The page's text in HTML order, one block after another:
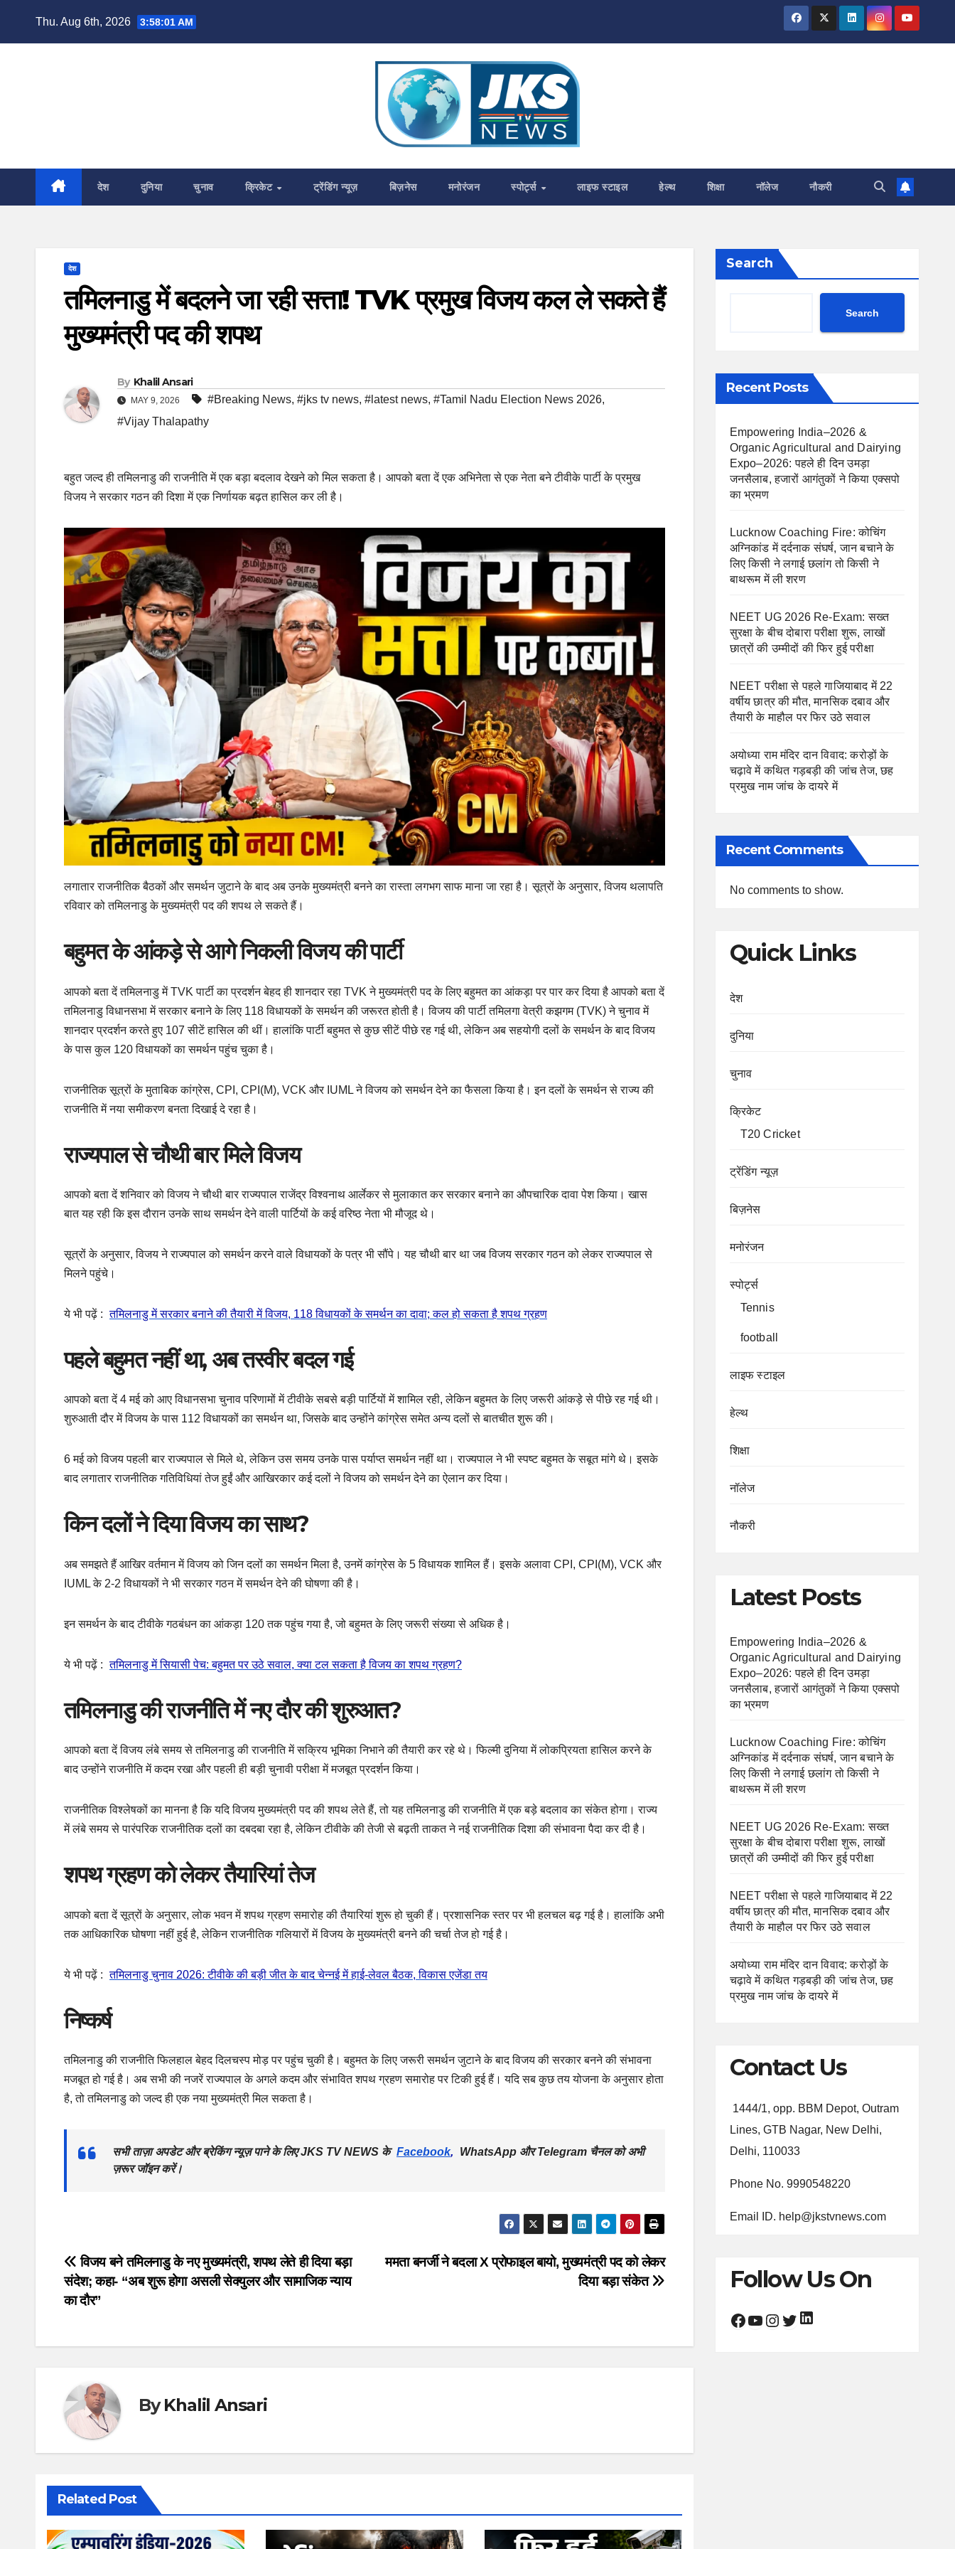
Thu. Aug 6th, 2026 3:58:02 AM
देश दुनिया चुनाव क्रिकेट ट्रेंडिंग न्यूज़ बिज़नेस मनोरंजन स्पोर्ट्स लाइफ स्टाइल हेल्थ शिक्षा नॉलेज नौकरी
देश
तमिलनाडु में बदलने जा रही सत्ता! TVK प्रमुख विजय कल ले सकते हैं
मुख्यमंत्री पद की शपथ
By Khalil Ansari
MAY 9, 2026 #Breaking News, #jks tv news, #latest news, #Tamil Nadu Election News 2026,
#Vijay Thalapathy
बहुत जल्द ही तमिलनाडु की राजनीति में एक बड़ा बदलाव देखने को मिल सकता है। आपको बता दें एक अभिनेता से एक नेता बने टीवीके पार्टी के प्रमुख
विजय ने सरकार गठन की दिशा में एक निर्णायक बढ़त हासिल कर ली है।
लगातार राजनीतिक बैठकों और समर्थन जुटाने के बाद अब उनके मुख्यमंत्री बनने का रास्ता लगभग साफ माना जा रहा है। सूत्रों के अनुसार, विजय थलापति
रविवार को तमिलनाडु के मुख्यमंत्री पद की शपथ ले सकते हैं।
बहुमत के आंकड़े से आगे निकली विजय की पार्टी
आपको बता दें तमिलनाडु में TVK पार्टी का प्रदर्शन बेहद ही शानदार रहा TVK ने मुख्यमंत्री पद के लिए बहुमत का आंकड़ा पर पार कर दिया है आपको बता दें
तमिलनाडु विधानसभा में सरकार बनाने के लिए 118 विधायकों के समर्थन की जरूरत होती है। विजय की पार्टी तमिलगा वेत्री कझगम (TVK) ने चुनाव में
शानदार प्रदर्शन करते हुए 107 सीटें हासिल की थीं। हालांकि पार्टी बहुमत से कुछ सीटें पीछे रह गई थी, लेकिन अब सहयोगी दलों के समर्थन के बाद विजय
के पास कुल 120 विधायकों का समर्थन पहुंच चुका है।
राजनीतिक सूत्रों के मुताबिक कांग्रेस, CPI, CPI(M), VCK और IUML ने विजय को समर्थन देने का फैसला किया है। इन दलों के समर्थन से राज्य की
राजनीति में नया समीकरण बनता दिखाई दे रहा है।
राज्यपाल से चौथी बार मिले विजय
आपको बता दें शनिवार को विजय ने चौथी बार राज्यपाल राजेंद्र विश्वनाथ आर्लेकर से मुलाकात कर सरकार बनाने का औपचारिक दावा पेश किया। खास
बात यह रही कि इस दौरान उनके साथ समर्थन देने वाली पार्टियों के कई वरिष्ठ नेता भी मौजूद थे।
सूत्रों के अनुसार, विजय ने राज्यपाल को समर्थन करने वाले विधायकों के पत्र भी सौंपे। यह चौथी बार था जब विजय सरकार गठन को लेकर राज्यपाल से
मिलने पहुंचे।
ये भी पढ़ें : तमिलनाडु में सरकार बनाने की तैयारी में विजय, 118 विधायकों के समर्थन का दावा; कल हो सकता है शपथ ग्रहण
पहले बहुमत नहीं था, अब तस्वीर बदल गई
आपको बता दें 4 मई को आए विधानसभा चुनाव परिणामों में टीवीके सबसे बड़ी पार्टियों में शामिल रही, लेकिन बहुमत के लिए जरूरी आंकड़े से पीछे रह गई थी।
शुरुआती दौर में विजय के पास 112 विधायकों का समर्थन था, जिसके बाद उन्होंने कांग्रेस समेत अन्य दलों से बातचीत शुरू की।
6 मई को विजय पहली बार राज्यपाल से मिले थे, लेकिन उस समय उनके पास पर्याप्त समर्थन नहीं था। राज्यपाल ने भी स्पष्ट बहुमत के सबूत मांगे थे। इसके
बाद लगातार राजनीतिक गतिविधियां तेज हुईं और आखिरकार कई दलों ने विजय को समर्थन देने का ऐलान कर दिया।
किन दलों ने दिया विजय का साथ?
अब समझते हैं आखिर वर्तमान में विजय को जिन दलों का समर्थन मिला है, उनमें कांग्रेस के 5 विधायक शामिल हैं। इसके अलावा CPI, CPI(M), VCK और
IUML के 2-2 विधायकों ने भी सरकार गठन में समर्थन देने की घोषणा की है।
इन समर्थन के बाद टीवीके गठबंधन का आंकड़ा 120 तक पहुंच गया है, जो बहुमत के लिए जरूरी संख्या से अधिक है।
ये भी पढ़ें : तमिलनाडु में सियासी पेच: बहुमत पर उठे सवाल, क्या टल सकता है विजय का शपथ ग्रहण?
तमिलनाडु की राजनीति में नए दौर की शुरुआत?
आपको बता दें विजय लंबे समय से तमिलनाडु की राजनीति में सक्रिय भूमिका निभाने की तैयारी कर रहे थे। फिल्मी दुनिया में लोकप्रियता हासिल करने के
बाद उन्होंने राजनीति में कदम रखा और पहली ही बड़ी चुनावी परीक्षा में मजबूत प्रदर्शन किया।
राजनीतिक विश्लेषकों का मानना है कि यदि विजय मुख्यमंत्री पद की शपथ लेते हैं, तो यह तमिलनाडु की राजनीति में एक बड़े बदलाव का संकेत होगा। राज्य
में लंबे समय से पारंपरिक राजनीतिक दलों का दबदबा रहा है, लेकिन टीवीके की तेजी से बढ़ती ताकत ने नई राजनीतिक दिशा की संभावना पैदा कर दी है।
शपथ ग्रहण को लेकर तैयारियां तेज
आपको बता दें सूत्रों के अनुसार, लोक भवन में शपथ ग्रहण समारोह की तैयारियां शुरू हो चुकी हैं। प्रशासनिक स्तर पर भी हलचल बढ़ गई है। हालांकि अभी
तक आधिकारिक घोषणा नहीं हुई है, लेकिन राजनीतिक गलियारों में विजय के मुख्यमंत्री बनने की चर्चा तेज हो गई है।
ये भी पढ़ें : तमिलनाडु चुनाव 2026: टीवीके की बड़ी जीत के बाद चेन्नई में हाई-लेवल बैठक, विकास एजेंडा तय
निष्कर्ष
तमिलनाडु की राजनीति फिलहाल बेहद दिलचस्प मोड़ पर पहुंच चुकी है। बहुमत के लिए जरूरी समर्थन जुटाने के बाद विजय की सरकार बनने की संभावना
मजबूत हो गई है। अब सभी की नजरें राज्यपाल के अगले कदम और संभावित शपथ ग्रहण समारोह पर टिकी हुई हैं। यदि सब कुछ तय योजना के अनुसार होता
है, तो तमिलनाडु को जल्द ही एक नया मुख्यमंत्री मिल सकता है।
सभी ताज़ा अपडेट और ब्रेकिंग न्यूज़ पाने के लिए JKS TV NEWS के Facebook,
WhatsApp और Telegram चैनल को अभी
ज़रूर जॉइन करें।
Post
navigation
ममता बनर्जी ने बदला X प्रोफाइल बायो, मुख्यमंत्री पद को लेकर
दिया बड़ा संकेत
विजय बने तमिलनाडु के नए मुख्यमंत्री, शपथ लेते ही दिया बड़ा
संदेश; कहा- “अब शुरू होगा असली सेक्युलर और सामाजिक न्याय
का दौर”
ByKhalil Ansari
Related Post
Search
Search
Recent Posts
Empowering India–2026 &
Organic Agricultural and Dairying
Expo–2026: पहले ही दिन उमड़ा
जनसैलाब, हजारों आगंतुकों ने किया एक्सपो
का भ्रमण
Lucknow Coaching Fire: कोचिंग
अग्निकांड में दर्दनाक संघर्ष, जान बचाने के
लिए किसी ने लगाई छलांग तो किसी ने
बाथरूम में ली शरण
NEET UG 2026 Re-Exam: सख्त
सुरक्षा के बीच दोबारा परीक्षा शुरू, लाखों
छात्रों की उम्मीदों की फिर हुई परीक्षा
NEET परीक्षा से पहले गाजियाबाद में 22
वर्षीय छात्र की मौत, मानसिक दबाव और
तैयारी के माहौल पर फिर उठे सवाल
अयोध्या राम मंदिर दान विवाद: करोड़ों के
चढ़ावे में कथित गड़बड़ी की जांच तेज, छह
प्रमुख नाम जांच के दायरे में
Recent Comments
No comments to show.
Quick Links
देश
दुनिया
चुनाव
क्रिकेट
T20 Cricket
ट्रेंडिंग न्यूज़
बिज़नेस
मनोरंजन
स्पोर्ट्स
Tennis
football
लाइफ स्टाइल
हेल्थ
शिक्षा
नॉलेज
नौकरी
Latest Posts
Empowering India–2026 &
Organic Agricultural and Dairying
Expo–2026: पहले ही दिन उमड़ा
जनसैलाब, हजारों आगंतुकों ने किया एक्सपो
का भ्रमण
Lucknow Coaching Fire: कोचिंग
अग्निकांड में दर्दनाक संघर्ष, जान बचाने के
लिए किसी ने लगाई छलांग तो किसी ने
बाथरूम में ली शरण
NEET UG 2026 Re-Exam: सख्त
सुरक्षा के बीच दोबारा परीक्षा शुरू, लाखों
छात्रों की उम्मीदों की फिर हुई परीक्षा
NEET परीक्षा से पहले गाजियाबाद में 22
वर्षीय छात्र की मौत, मानसिक दबाव और
तैयारी के माहौल पर फिर उठे सवाल
अयोध्या राम मंदिर दान विवाद: करोड़ों के
चढ़ावे में कथित गड़बड़ी की जांच तेज, छह
प्रमुख नाम जांच के दायरे में
Contact Us
1444/1, opp. BBM Depot, Outram
Lines, GTB Nagar, New Delhi,
Delhi, 110033
Phone No. 9990548220
Email ID. help@jkstvnews.com
Follow Us On
Facebook YouTube Instagram Twitter LinkedIn